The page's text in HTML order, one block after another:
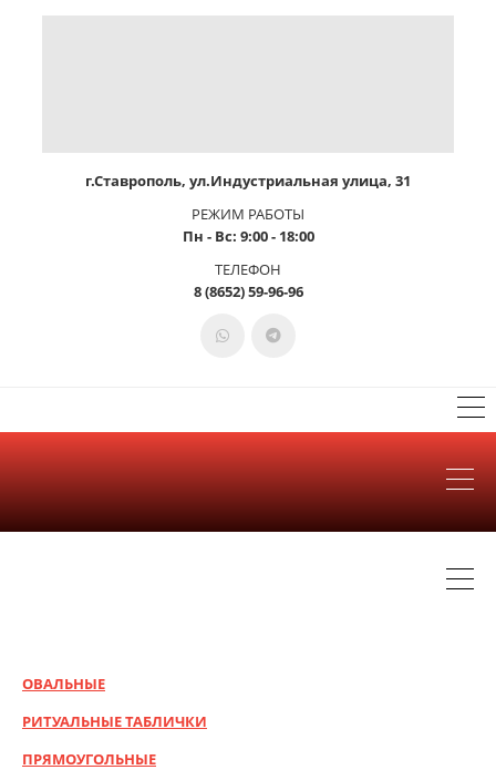
г.Ставрополь, ул.Индустриальная улица, 31
РЕЖИМ РАБОТЫ
Пн - Вс: 9:00 - 18:00
ТЕЛЕФОН
8 (8652) 59-96-96
ОВАЛЬНЫЕ
РИТУАЛЬНЫЕ ТАБЛИЧКИ
ПРЯМОУГОЛЬНЫЕ